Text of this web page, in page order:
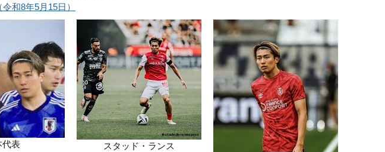
和8年5月15日）
代表 スタッド・ランス